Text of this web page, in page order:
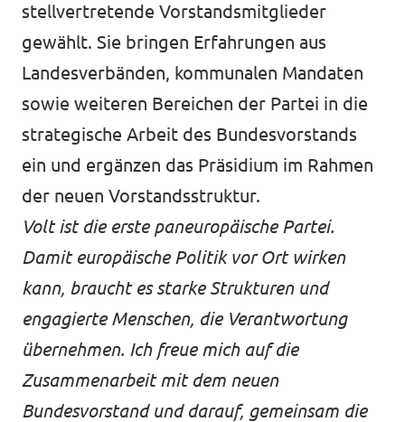
stellvertretende Vorstandsmitglieder
gewählt. Sie bringen Erfahrungen aus
Landesverbänden, kommunalen Mandaten
sowie weiteren Bereichen der Partei in die
strategische Arbeit des Bundesvorstands
ein und ergänzen das Präsidium im Rahmen
der neuen Vorstandsstruktur.
Volt ist die erste paneuropäische Partei.
Damit europäische Politik vor Ort wirken
kann, braucht es starke Strukturen und
engagierte Menschen, die Verantwortung
übernehmen. Ich freue mich auf die
Zusammenarbeit mit dem neuen
Bundesvorstand und darauf, gemeinsam die